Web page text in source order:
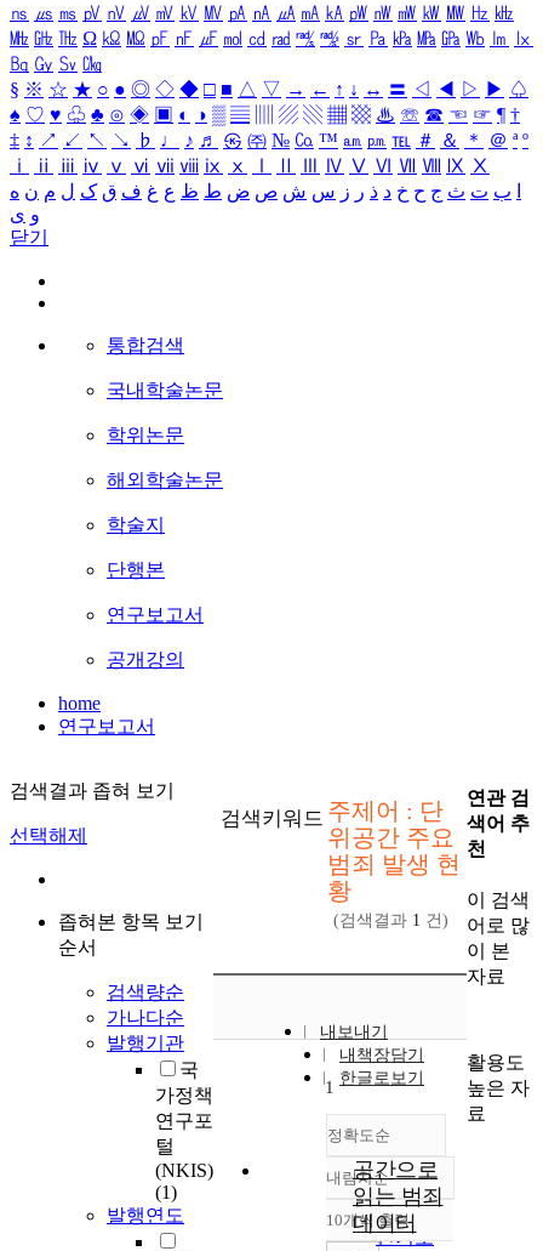
㎱ ㎲ ㎳ ㎴ ㎵ ㎶ ㎷ ㎸ ㎹ ㎀ ㎁ ㎂ ㎃ ㎄ ㎺ ㎻ ㎽ ㎾ ㎿ ㎐ ㎑
㎒ ㎓ ㎔ Ω ㏀ ㏁ ㎊ ㎋ ㎌ ㏖ ㏅ ㎭ ㎮ ㎯ ㏛ ㎩ ㎪ ㎫ ㎬ ㏝ ㏐
㏓
㏃ ㏉ ㏜ ㏆
§ ※ ☆ ★ ○ ● ◎ ◇ ◆ □ ■ △ ▽ → ← ↑ ↓ ↔ 〓 ◁ ◀ ▷ ▶ ♤
♠ ♡ ♥ ♧ ♣ ⊙ ◈ ▣ ◐ ◑ ▒ ▤ ▨ ▧ ▦ ▩ ♨ ☏ ☎ ☜ ☞ ¶ †
‡ ↕ ↗ ↙ ↖ ↘ ♭ ♩ ♪ ♬ ㉿ ㈜ № ㏇ ™ ㏂ ㏘ ℡ ＃ ＆ ＊ ＠ ª º
ⅰ
ⅱ ⅲ ⅳ ⅴ ⅵ ⅶ ⅷ ⅸ ⅹ Ⅳ Ⅴ Ⅵ Ⅶ Ⅷ Ⅸ Ⅹ
ب ت ث ج ح خ د ذ ر ز س ش ص ض ط ظ ع غ ف ق ک ل م ن ه
و ی
닫기
통합검색
국내학술논문
학위논문
해외학술논문
학술지
단행본
연구보고서
공개강의
home
연구보고서
검색결과 좁혀 보기
선택해제
좁혀본 항목 보기
순서
검색량순
가나다순
발행기관
국
가정책
연구포
털
(NKIS)
(1)
발행연도
검색키워드 주제어 : 단
위공간 주요
범죄 발생 현
황
(검색결과 1 건)
내보내기
내책장담기
한글로보기
정확도순
정확도
순
인기도
내림차순
내림차순
10개씩 출력
1
공간으로
읽는 범죄
데이터
연관 검
색어 추
천
이 검색
어로 많
이 본
자료
활용도
높은 자
료